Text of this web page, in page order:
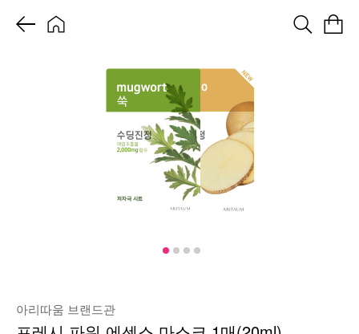
아리따움 브랜드관